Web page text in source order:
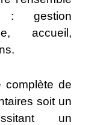
: gestion
accueil,
de
soit un
un